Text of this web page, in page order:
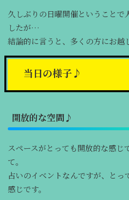
久しぶりの日曜開催ということで
したが…
結論的に言うと、多くの方にお越
当日の様子♪
開放的な空間♪
スペースがとっても開放的な感じ
て。
占いのイベントなんですが、とっ
感じです。